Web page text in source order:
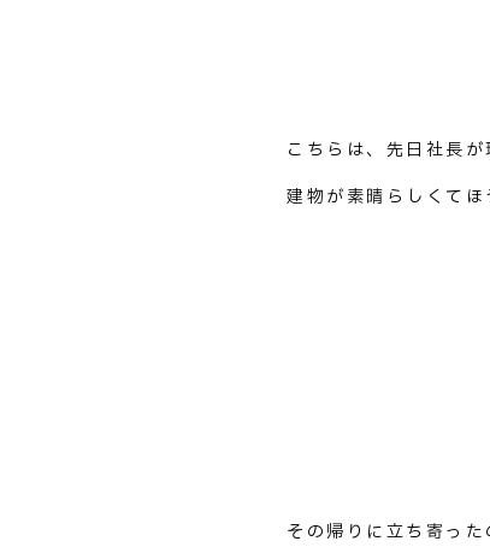
こちらは、先日社長
建物が素晴らしくて
その帰りに立ち寄った